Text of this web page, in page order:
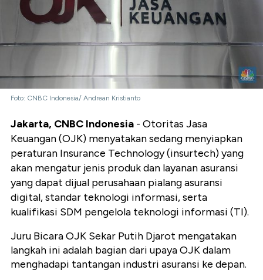
Foto: CNBC Indonesia/ Andrean Kristianto
Jakarta, CNBC Indonesia - Otoritas Jasa
Keuangan (OJK) menyatakan sedang menyiapkan
peraturan Insurance Technology (insurtech) yang
akan mengatur jenis produk dan layanan asuransi
yang dapat dijual perusahaan pialang asuransi
digital, standar teknologi informasi, serta
kualifikasi SDM pengelola teknologi informasi (TI).
Juru Bicara OJK Sekar Putih Djarot mengatakan
langkah ini adalah bagian dari upaya OJK dalam
menghadapi tantangan industri asuransi ke depan.